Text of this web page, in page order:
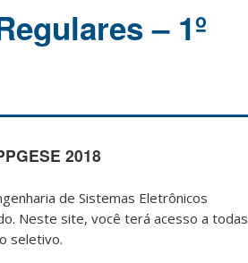
– 1º
2018
de Sistemas Eletrônicos
Neste site, você terá acesso a todas
seletivo.